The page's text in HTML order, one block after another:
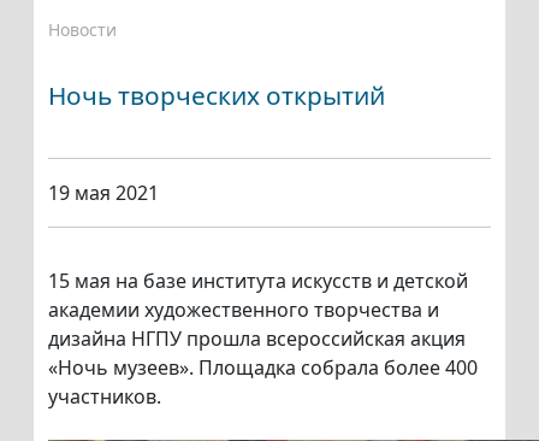
Новости
Ночь творческих открытий
19 мая 2021
15 мая на базе института искусств и детской
академии художественного творчества и
дизайна НГПУ прошла всероссийская акция
«Ночь музеев». Площадка собрала более 400
участников.